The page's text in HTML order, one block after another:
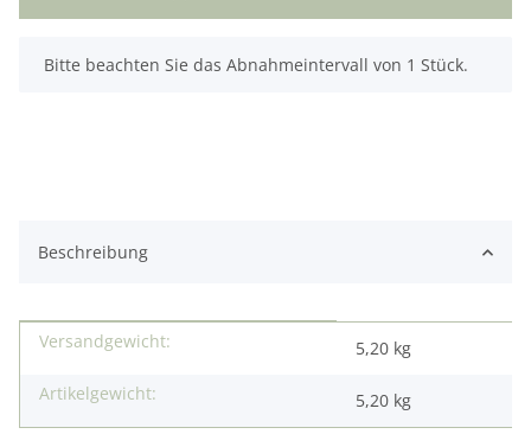
x
Bitte beachten Sie das Abnahmeintervall von 1 Stück.
Beschreibung
Produkteigenschaft
Wert
Versandgewicht:
5,20 kg
Artikelgewicht:
5,20 kg